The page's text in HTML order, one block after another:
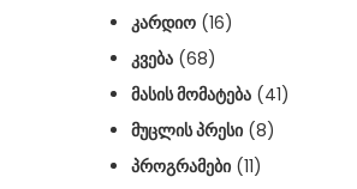
ᲙᲐᲠᲓᲘᲝ (16)
ᲙᲕᲔᲑᲐ (68)
ᲛᲐᲡᲘᲡ ᲛᲝᲛᲐᲢᲔᲑᲐ (41)
ᲛᲣᲪᲚᲘᲡ ᲞᲠᲔᲡᲘ (8)
ᲞᲠᲝᲒᲠᲐᲛᲔᲑᲘ (11)